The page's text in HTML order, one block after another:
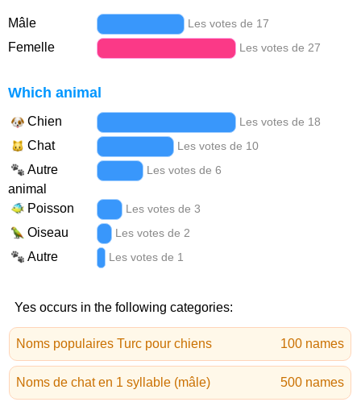
Mâle Les votes de 17
Femelle Les votes de 27
Which animal
Chien Les votes de 18
Chat Les votes de 10
Autre
animal
Les votes de 6
Poisson Les votes de 3
Oiseau Les votes de 2
Autre Les votes de 1
Yes occurs in the following categories:
Noms populaires Turc pour chiens 100 names
Noms de chat en 1 syllable (mâle) 500 names